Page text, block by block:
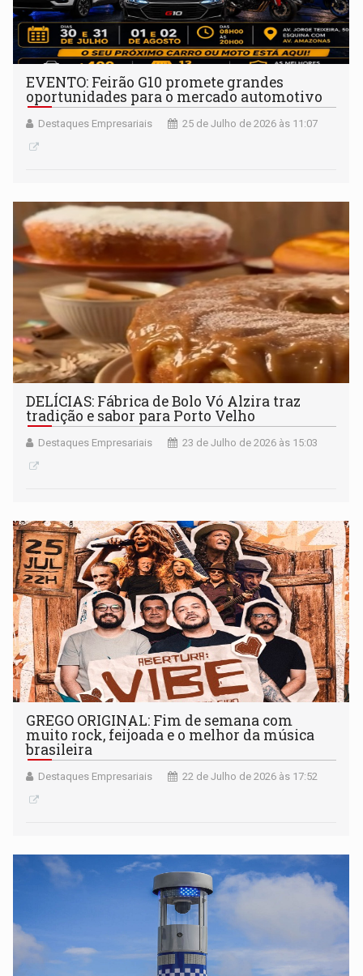
EVENTO: Feirão G10 promete grandes
oportunidades para o mercado automotivo
Destaques Empresariais 25 de Julho de 2026 às 11:07
DELÍCIAS: Fábrica de Bolo Vó Alzira traz
tradição e sabor para Porto Velho
Destaques Empresariais 23 de Julho de 2026 às 15:03
GREGO ORIGINAL: Fim de semana com
muito rock, feijoada e o melhor da música
brasileira
Destaques Empresariais 22 de Julho de 2026 às 17:52